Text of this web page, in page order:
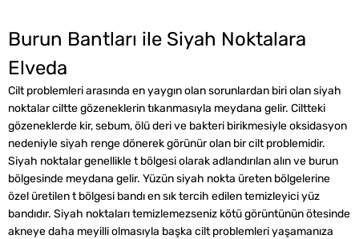
Burun Bantları ile Siyah Noktalara
Elveda
Cilt problemleri arasında en yaygın olan sorunlardan biri olan siyah
noktalar ciltte gözeneklerin tıkanmasıyla meydana gelir. Ciltteki
gözeneklerde kir, sebum, ölü deri ve bakteri birikmesiyle oksidasyon
nedeniyle siyah renge dönerek görünür olan bir cilt problemidir.
Siyah noktalar genellikle t bölgesi olarak adlandırılan alın ve burun
bölgesinde meydana gelir. Yüzün siyah nokta üreten bölgelerine
özel üretilen t bölgesi bandı en sık tercih edilen temizleyici yüz
bandıdır. Siyah noktaları temizlemezseniz kötü görüntünün ötesinde
akneye daha meyilli olmasıyla başka cilt problemleri yaşamanıza